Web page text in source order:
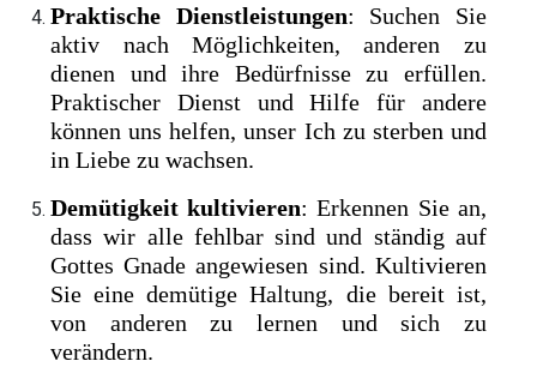
Praktische Dienstleistungen: Suchen Sie
aktiv nach Möglichkeiten, anderen zu
dienen und ihre Bedürfnisse zu erfüllen.
Praktischer Dienst und Hilfe für andere
können uns helfen, unser Ich zu sterben und
in Liebe zu wachsen.
Demütigkeit kultivieren: Erkennen Sie an,
dass wir alle fehlbar sind und ständig auf
Gottes Gnade angewiesen sind. Kultivieren
Sie eine demütige Haltung, die bereit ist,
von anderen zu lernen und sich zu
verändern.